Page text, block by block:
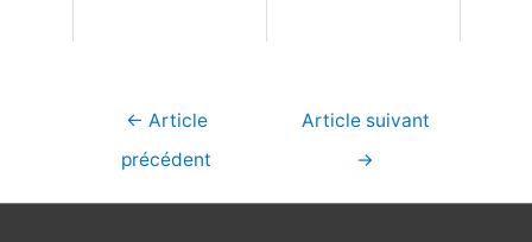
Navigation
← Article
précédent
Article suivant
→